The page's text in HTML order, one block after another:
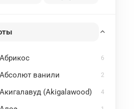
Абрикос 6
Абсолют ванили 2
Акигалавуд (Akigalawood) 4